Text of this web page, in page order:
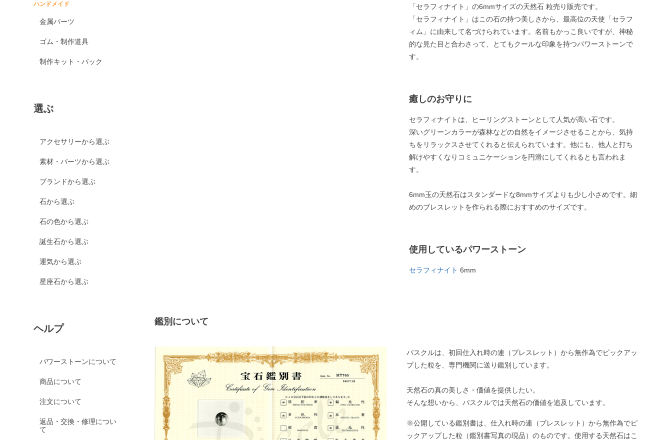
ハンドメイド
金属パーツ
ゴム・制作道具
制作キット・パック
選ぶ
アクセサリーから選ぶ
素材・パーツから選ぶ
ブランドから選ぶ
石から選ぶ
石の色から選ぶ
誕生石から選ぶ
運気から選ぶ
星座石から選ぶ
ヘルプ
パワーストーンについて
商品について
注文について
返品・交換・修理につい
て
「セラフィナイト」の6mmサイズの天然石 粒売り販売です。
「セラフィナイト」はこの石の持つ美しさから、最高位の天使「セラフ
ィム」に由来して名づけられています。名前もかっこ良いですが、神秘
的な見た目と合わさって、とてもクールな印象を持つパワーストーンで
す。
癒しのお守りに
セラフィナイトは、ヒーリングストーンとして人気が高い石です。
深いグリーンカラーが森林などの自然をイメージさせることから、気持
ちをリラックスさせてくれると伝えられています。他にも、他人と打ち
解けやすくなりコミュニケーションを円滑にしてくれるとも言われま
す。
6mm玉の天然石はスタンダードな8mmサイズよりも少し小さめです。細
めのブレスレットを作られる際におすすめのサイズです。
使用しているパワーストーン
セラフィナイト 6mm
鑑別について
パスクルは、初回仕入れ時の連（ブレスレット）から無作為でピックアッ
プした粒を、専門機関に送り鑑別しています。
天然石の真の美しさ・価値を提供したい。
そんな想いから、パスクルでは天然石の価値を追及しています。
※公開している鑑別書は、仕入れ時の連（ブレスレット）から無作為でピ
ックアップした粒（鑑別書写真の現品）のものです。使用する天然石はこ